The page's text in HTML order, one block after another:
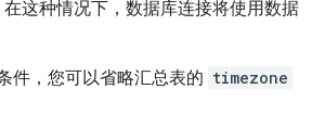
在这种情况下，数据库连接将使用数据
件，您可以省略汇总表的 timezone